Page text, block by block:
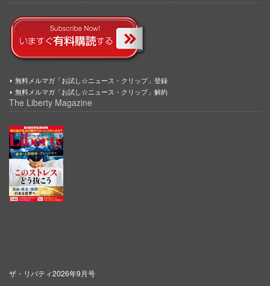
無料メルマガ「お試し☆ニュース・クリップ」登録
無料メルマガ「お試し☆ニュース・クリップ」解約
The Liberty Magazine
ザ・リバティ2026年9月号